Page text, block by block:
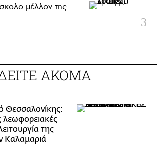
μέλλον της
ΑΚΟΜΑ
Θεσσαλονίκης:
λεωφορειακές
της
Καλαμαριά